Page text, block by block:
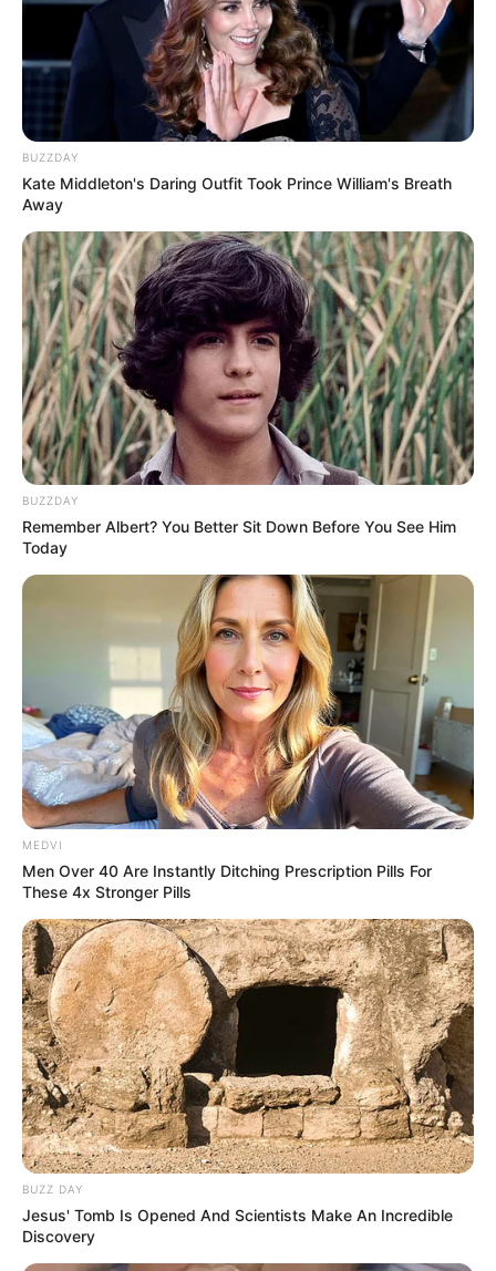
BUZZDAY
Kate Middleton's Daring Outfit Took Prince William's Breath
Away
BUZZDAY
Remember Albert? You Better Sit Down Before You See Him
Today
MEDVI
Men Over 40 Are Instantly Ditching Prescription Pills For
These 4x Stronger Pills
BUZZ DAY
Jesus' Tomb Is Opened And Scientists Make An Incredible
Discovery